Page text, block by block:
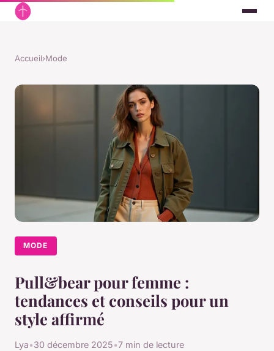
Accueil›Mode
MODE
Pull&bear pour femme :
tendances et conseils pour un
style affirmé
Lya•30 décembre 2025•7 min de lecture